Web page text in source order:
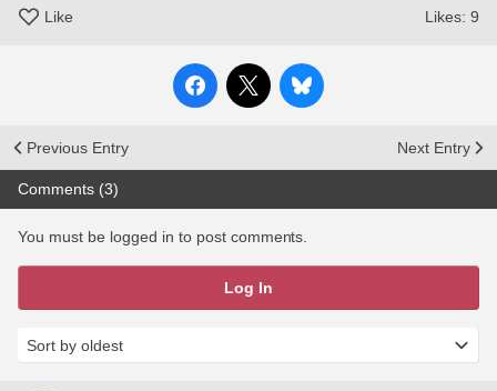
Like Likes: 9
Previous Entry Next Entry
Comments (3)
You must be logged in to post comments.
Log In